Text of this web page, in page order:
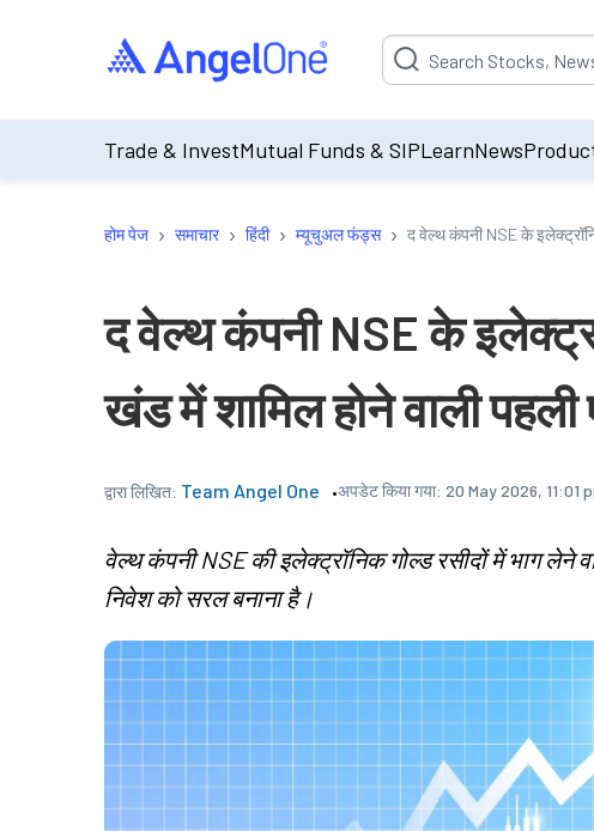
Suggestion will be
Trade & InvestMutual Funds & SIPLearnNews
होम पेज › समाचार › हिंदी › म्यूचुअल फंड्स › द वेल्थ कंपनी NSE के
द वेल्थ कंपनी NSE के
खंड में शामिल होने वाली
द्वारा लिखित: Team Angel One अपडेट किया गया: 20 May 2026, 11:01
वेल्थ कंपनी NSE की इलेक्ट्रॉनिक गोल्ड रसीदों में भाग लेने
निवेश को सरल बनाना है।